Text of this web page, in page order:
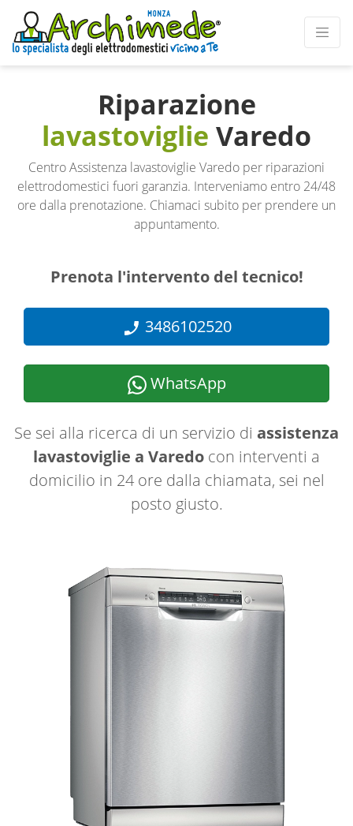
Riparazione
lavastoviglie Varedo
Centro Assistenza lavastoviglie Varedo per riparazioni
elettrodomestici fuori garanzia. Interveniamo entro 24/48
ore dalla prenotazione. Chiamaci subito per prendere un
appuntamento.
Prenota l'intervento del tecnico!
3486102520
WhatsApp
Se sei alla ricerca di un servizio di assistenza
lavastoviglie a Varedo con interventi a
domicilio in 24 ore dalla chiamata, sei nel
posto giusto.